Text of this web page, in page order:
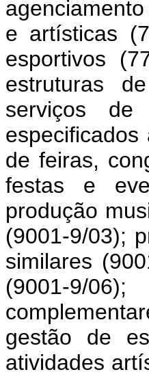
e artísticas
esportivos
estruturas
serviços
de feiras,
festas e
produção
(9001-9/03);
similares
(9001-9/
gestão de
atividades